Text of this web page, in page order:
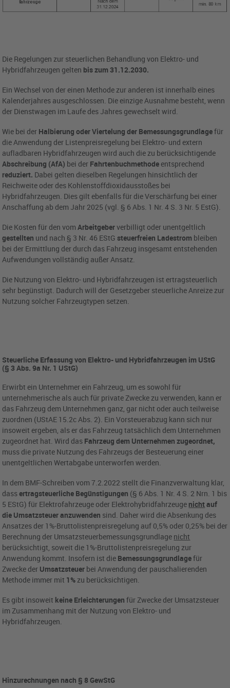
Die Regelungen zur steuerlichen Behandlung von Elektro- und
Hybridfahrzeugen gelten bis zum 31.12.2030.
Ein Wechsel von der einen Methode zur anderen ist innerhalb eines
Kalenderjahres ausgeschlossen. Die einzige Ausnahme besteht, wenn
der Dienstwagen im Laufe des Jahres gewechselt wird.
Wie bei der Halbierung oder Viertelung der Bemessungsgrundlagefür
die Anwendung der Listenpreisregelung bei Elektro- und extern
aufladbaren Hybridfahrzeugen wird auch die zu berücksichtigende
Abschreibung (AfA) bei der Fahrtenbuchmethode entsprechend
reduziert. Dabei gelten dieselben Regelungen hinsichtlich der
Reichweite oder des Kohlenstoffdioxidausstoßes bei
Hybridfahrzeugen. Dies gilt ebenfalls für die Verschärfung bei einer
Anschaffung ab dem Jahr 2025 (vgl. § 6 Abs. 1 Nr. 4 S. 3 Nr. 5 EstG).
Die Kosten für den vomArbeitgeberverbilligt oder unentgeltlich
gestellten und nach § 3 Nr. 46 EStGsteuerfreien Ladestrom bleiben
bei der Ermittlung der durch das Fahrzeug insgesamt entstehenden
Aufwendungen vollständig außer Ansatz.
Die Nutzung von Elektro- und Hybridfahrzeugen ist ertragsteuerlich
sehr begünstigt. Dadurch will der Gesetzgeber steuerliche Anreize zur
Nutzung solcher Fahrzeugtypen setzen.
Steuerliche Erfassung von Elektro- und Hybridfahrzeugen im UStG
(§ 3 Abs. 9a Nr. 1 UStG)
Erwirbt ein Unternehmer ein Fahrzeug, um es sowohl für
unternehmerische als auch für private Zwecke zu verwenden, kann er
das Fahrzeug dem Unternehmen ganz, gar nicht oder auch teilweise
zuordnen (UStAE 15.2c Abs. 2). Ein Vorsteuerabzug kann sich nur
insoweit ergeben, als er das Fahrzeug tatsächlich dem Unternehmen
zugeordnet hat. Wird das Fahrzeug dem Unternehmen zugeordnet,
muss die private Nutzung des Fahrzeugs der Besteuerung einer
unentgeltlichen Wertabgabe unterworfen werden.
In dem BMF-Schreiben vom 7.2.2022 stellt die Finanzverwaltung klar,
dassertragsteuerliche Begünstigungen (§ 6 Abs. 1 Nr. 4 S. 2 Nrn. 1 bis
5 EStG) für Elektrofahrzeuge oder Elektrohybridfahrzeuge nichtauf
die Umsatzsteuer anzuwenden sind. Daher wird die Absenkung des
Ansatzes der 1%-Bruttolistenpreisregelung auf 0,5% oder 0,25% bei der
Berechnung der Umsatzsteuerbemessungsgrundlage nicht
berücksichtigt, soweit die 1%-Bruttolistenpreisregelung zur
Anwendung kommt. Insofern ist die Bemessungsgrundlagefür
Zwecke der Umsatzsteuer bei Anwendung der pauschalierenden
Methode immer mit 1%zu berücksichtigen.
Es gibt insoweit keine Erleichterungen für Zwecke der Umsatzsteuer
im Zusammenhang mit der Nutzung von Elektro- und
Hybridfahrzeugen.
Hinzurechnungen nach § 8 GewStG